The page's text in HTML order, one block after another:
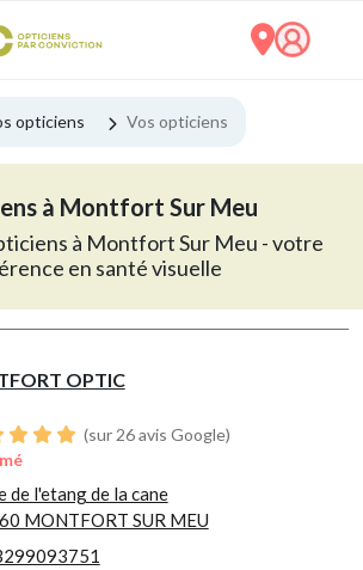
opticiens Vos opticiens
à Montfort Sur Meu
à Montfort Sur Meu - votre
en santé visuelle
OPTIC
(sur 26 avis Google)
de l'etang de la cane
MONTFORT SUR MEU